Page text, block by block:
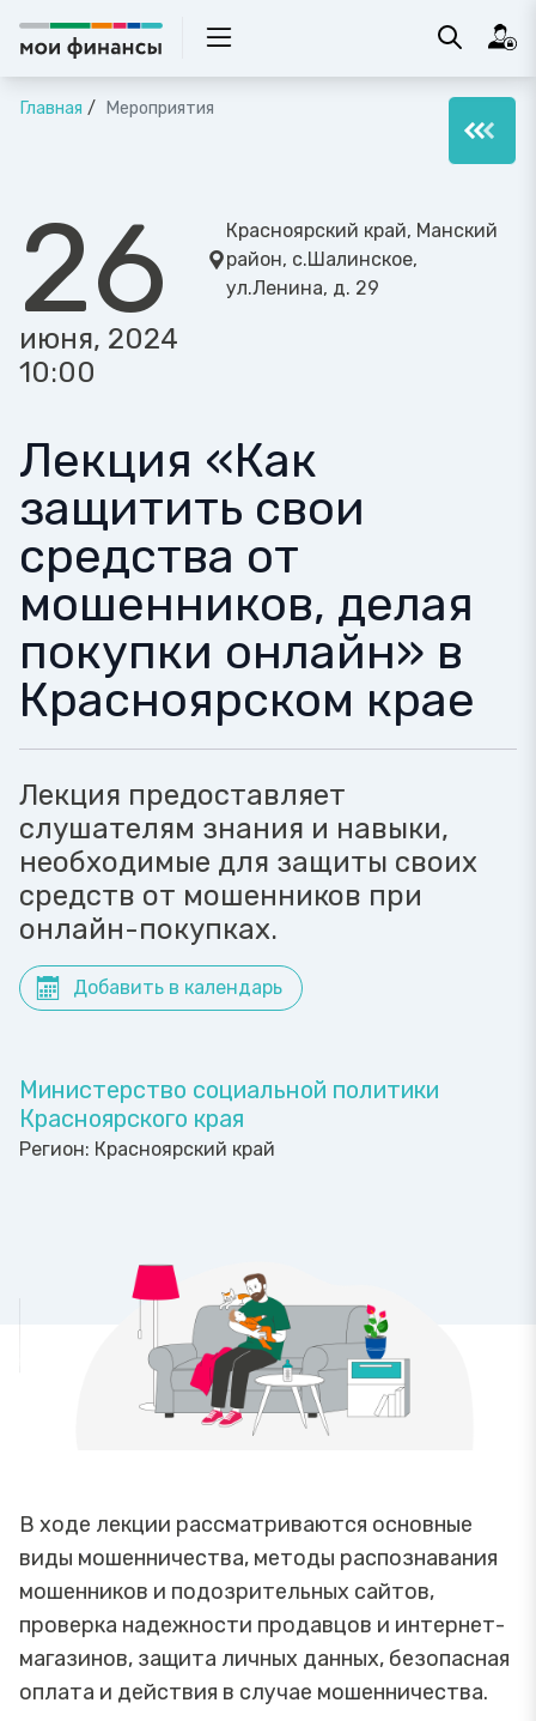
Главная Мероприятия
26
июня, 2024
10:00
Красноярский край, Манский
район, с.Шалинское,
ул.Ленина, д. 29
Лекция «Как
защитить свои
средства от
мошенников, делая
покупки онлайн» в
Красноярском крае
Лекция предоставляет
слушателям знания и навыки,
необходимые для защиты своих
средств от мошенников при
онлайн-покупках.
Добавить в календарь
Министерство социальной политики
Красноярского края
Регион: Красноярский край
В ходе лекции рассматриваются основные
виды мошенничества, методы распознавания
мошенников и подозрительных сайтов,
проверка надежности продавцов и интернет-
магазинов, защита личных данных, безопасная
оплата и действия в случае мошенничества.